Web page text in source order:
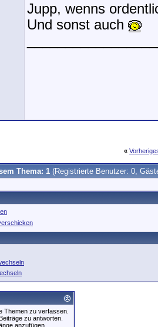
Jupp, wenns
Und sonst auch
«
Thema: 1 (Registrierte Benutzer: 0,
Themen zu verfassen.
Beiträge zu antworten.
anzufügen.